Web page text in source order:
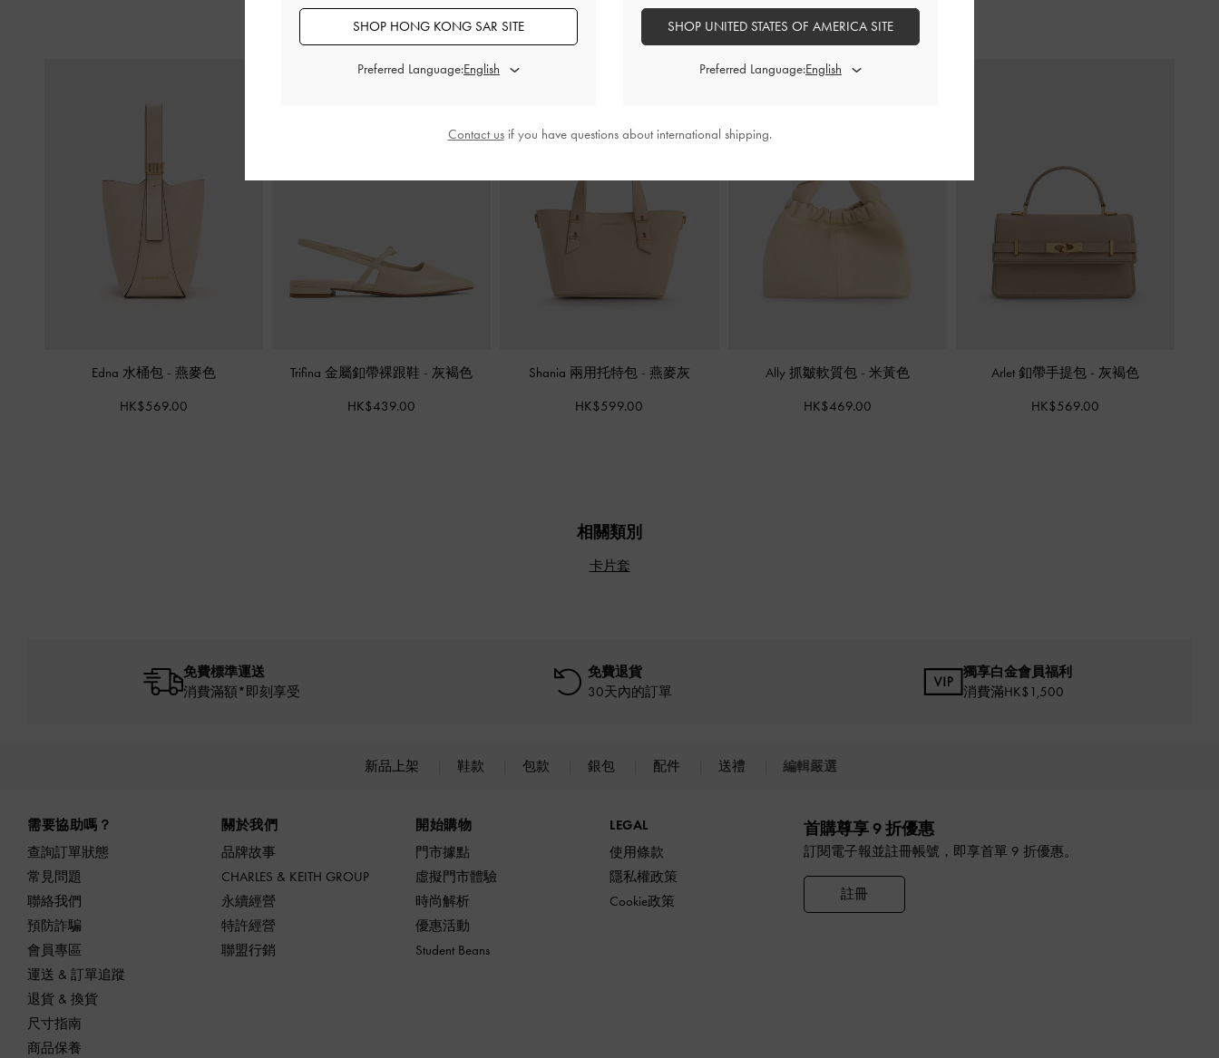
Edna 水桶包 -燕麥色
HK$569.00
Trifina 金屬釦帶裸跟鞋 - 灰褐色
HK$439.00
Shania 兩用托特包 - 燕麥灰
HK$599.00
Ally 抓皺軟質包 - 米黃色
HK$469.00
Arlet 釦帶手提包 - 灰褐色
HK$569.00
相關類別
卡片套
免費標準運送
消費滿額*即刻享受
免費退貨
30天內的訂單
獨享白金會員福利
消費滿HK$1,500
新品上架 鞋款 包款 銀包 配件 送禮 編輯嚴選
需要協助嗎？
查詢訂單狀態
常見問題
聯絡我們
預防詐騙
會員專區
運送 & 訂單追蹤
退貨 & 換貨
尺寸指南
商品保養
關於我們
品牌故事
CHARLES & KEITH GROUP
永續經營
特許經營
聯盟行銷
開始購物
門市據點
虛擬門市體驗
時尚解析
優惠活動
Student Beans
LEGAL
使用條款
隱私權政策
Cookie政策
首購尊享 9 折優惠
訂閱電子報並註冊帳號，即享首單 9 折優惠。
註冊
SHOP HONG KONG SAR SITE
Preferred Language:
SHOP UNITED STATES OF AMERICA SITE
Preferred Language:
Contact usif you have questions about international shipping.